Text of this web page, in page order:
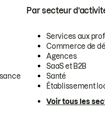
Par secteur
Services aux
Commerce de
Agences
SaaS et B2B
Santé
Établissement
Voir tous les